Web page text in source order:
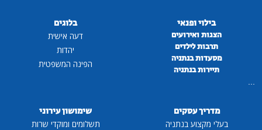
בילוי ופנאי
הצגות ואירועים
תרבות לילדים
מסעדות בנתניה
תיירות בנתניה
בלוגים
דעה אישית
יהדות
הפינה המשפטית
מדריך עסקים
בעלי מקצוע בנתניה
שימושון עירוני
תשלומים ומוקדי שרות